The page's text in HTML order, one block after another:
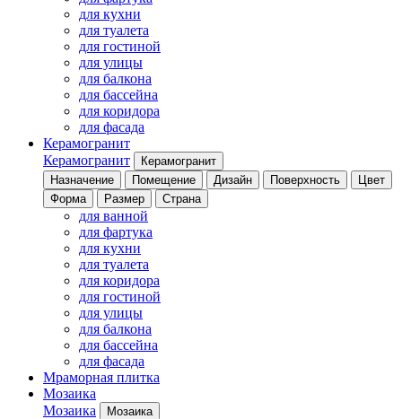
для кухни
для туалета
для гостиной
для улицы
для балкона
для бассейна
для коридора
для фасада
Керамогранит
Керамогранит
Керамогранит
Назначение
Помещение Дизайн Поверхность
Цвет
Форма
Размер Страна
для ванной
для фартука
для кухни
для туалета
для коридора
для гостиной
для улицы
для балкона
для бассейна
для фасада
Мраморная плитка
Мозаика
Мозаика
Мозаика